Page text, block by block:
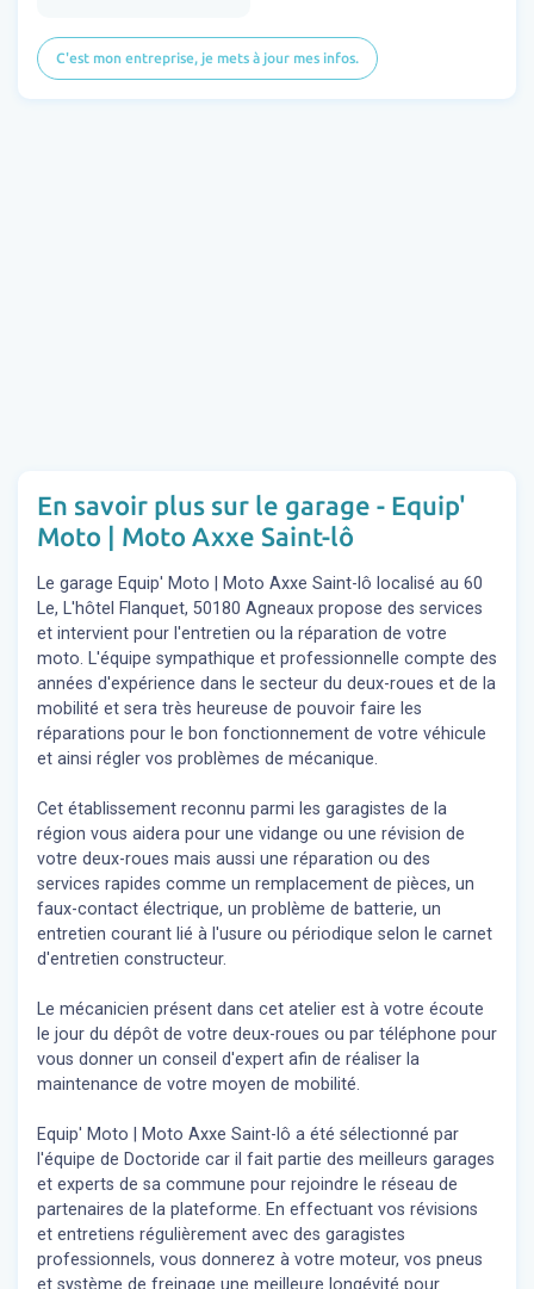
C'est mon entreprise, je mets à jour mes infos.
En savoir plus sur le garage - Equip'
Moto | Moto Axxe Saint-lô
Le garage Equip' Moto | Moto Axxe Saint-lô localisé au 60
Le, L'hôtel Flanquet, 50180 Agneaux propose des services
et intervient pour l'entretien ou la réparation de votre
moto. L'équipe sympathique et professionnelle compte des
années d'expérience dans le secteur du deux-roues et de la
mobilité et sera très heureuse de pouvoir faire les
réparations pour le bon fonctionnement de votre véhicule
et ainsi régler vos problèmes de mécanique.
Cet établissement reconnu parmi les garagistes de la
région vous aidera pour une vidange ou une révision de
votre deux-roues mais aussi une réparation ou des
services rapides comme un remplacement de pièces, un
faux-contact électrique, un problème de batterie, un
entretien courant lié à l'usure ou périodique selon le carnet
d'entretien constructeur.
Le mécanicien présent dans cet atelier est à votre écoute
le jour du dépôt de votre deux-roues ou par téléphone pour
vous donner un conseil d'expert afin de réaliser la
maintenance de votre moyen de mobilité.
Equip' Moto | Moto Axxe Saint-lô a été sélectionné par
l'équipe de Doctoride car il fait partie des meilleurs garages
et experts de sa commune pour rejoindre le réseau de
partenaires de la plateforme. En effectuant vos révisions
et entretiens régulièrement avec des garagistes
professionnels, vous donnerez à votre moteur, vos pneus
et système de freinage une meilleure longévité pour